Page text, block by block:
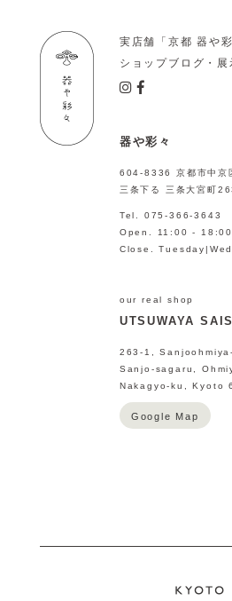
実店舗「京都 器や彩
ショップブログ・展
器や彩々
604-8336 京都市中京
三条下る 三条大宮町
Tel. 075-366-3643
Open. 11:00 - 18:00
Close.
our real shop
UTSUWAYA
263-1,
Sanjo-sagaru,
Nakagyo-ku, Kyoto
Google Map